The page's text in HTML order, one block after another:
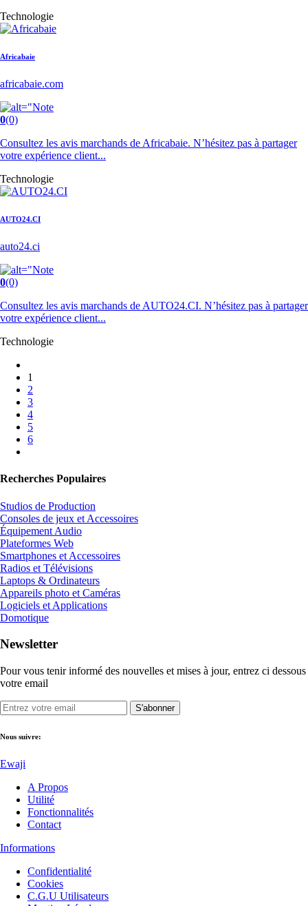
Technologie
Africabaie
africabaie.com
0(0)
Consultez les avis marchands de Africabaie. N’hésitez pas à partager
votre expérience client...
Technologie
AUTO24.CI
auto24.ci
0(0)
Consultez les avis marchands de AUTO24.CI. N’hésitez pas à partager
votre expérience client...
Technologie
1
2
3
4
5
6
Recherches Populaires
Studios de Production
Consoles de jeux et Accessoires
Équipement Audio
Plateformes Web
Smartphones et Accessoires
Radios et Télévisions
Laptops & Ordinateurs
Appareils photo et Caméras
Logiciels et Applications
Domotique
Newsletter
Pour vous tenir informé des nouvelles et mises à jour, entrez ci dessous
votre email
S'abonner
Nous suivre:
Ewaji
A Propos
Utilité
Fonctionnalités
Contact
Informations
Confidentialité
Cookies
C.G.U Utilisateurs